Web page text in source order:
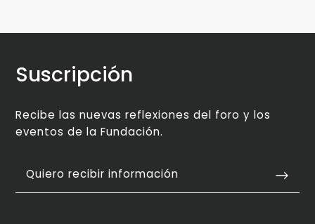
Suscripción
Recibe las nuevas reflexiones del foro y los
eventos de la Fundación.
Quiero recibir información